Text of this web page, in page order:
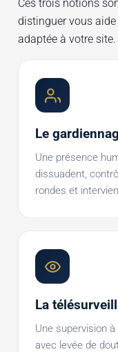
Ces trois notions
distinguer vous
adaptée à votre site.
Le
Une présence
dissuadent,
rondes et
La
Une supervision
avec levée de